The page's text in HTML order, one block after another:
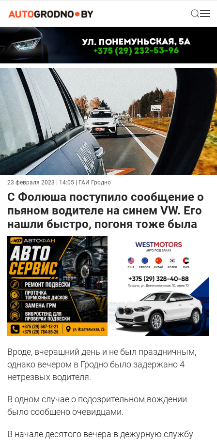
23 февраля 2023 | 14:05 | ГАИ Гродно
С Фолюша поступило сообщение о
пьяном водителе на синем VW. Его
нашли быстро, погоня тоже была
Вроде, вчерашний день и не был праздничным,
однако вечером в Гродно было задержано 4
нетрезвых водителя.
В одном случае о подозрительном вождении
было сообщено очевидцами.
В начале десятого вечера в дежурную службу